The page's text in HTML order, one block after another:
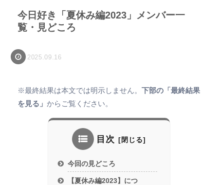
今日好き「夏休み編2023」メンバー一
覧・見どころ
2025.09.16
※最終結果は本文では明示しません。 下部の「最終結果
を見る」 からご覧ください。
目次
今回の見どころ
【夏休み編2023】につ